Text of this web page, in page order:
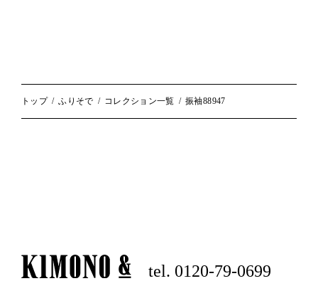
トップ ふりそで コレクション一覧 振袖88947
tel. 0120-79-0699